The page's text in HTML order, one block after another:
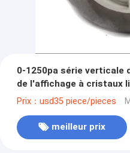
0-1250pa série verticale
de l'affichage à cristaux
DM-2000
Prix：usd35 piece/pieces
meilleur prix